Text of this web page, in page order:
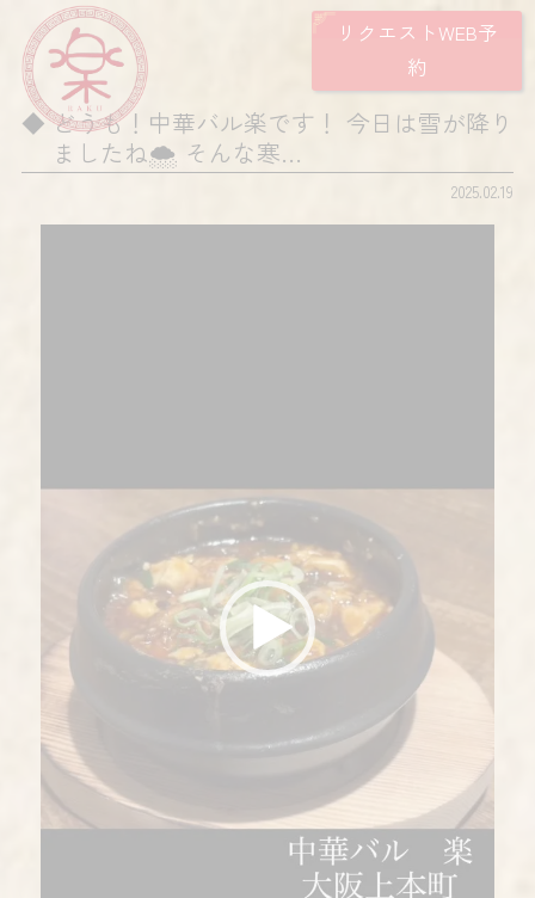
リクエストWEB予
約
どうも！中華バル楽です！ 今日は雪が降り
ましたね🌨️ そんな寒…
2025.02.19